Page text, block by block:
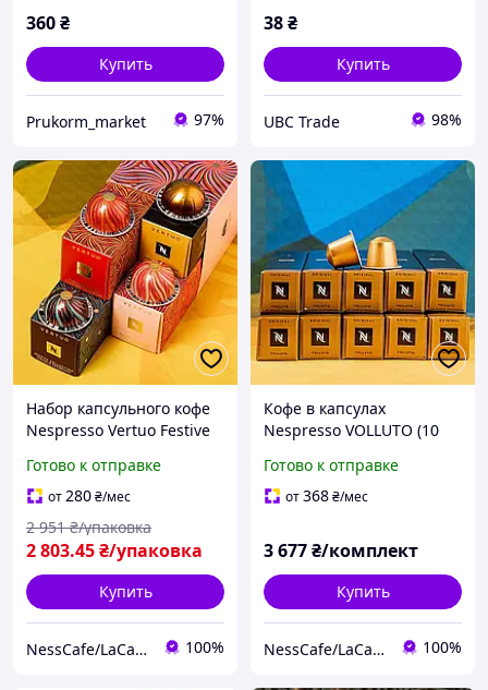
360₴
Купить
Prukorm_market 97%
38₴
Купить
UBC Trade 98%
Набор капсульного кофе
Nespresso Vertuo Festive
путешествие вкуса
(Limited Edition), 40
капсул
Готово к отправке
от280₴/мес
2 803.45₴/упаковка
2 951 ₴/упаковка
Купить
NessCafe/LaCafeine 100%
Кофе в капсулах
Nespresso VOLLUTO (10
фруктовый вкус
Готово к отправке
от368₴/мес
3 677₴/комплект
Купить
NessCafe/LaCafeine 100%